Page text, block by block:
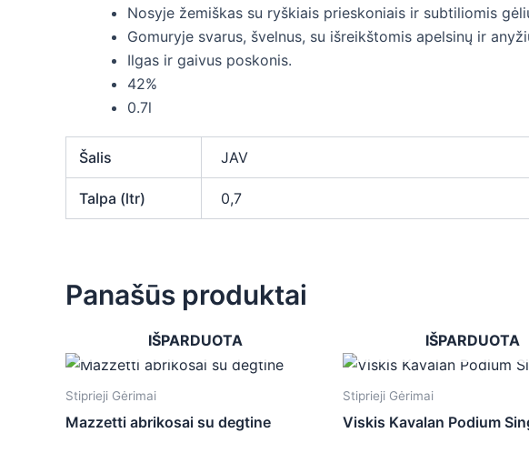
Nosyje žemiškas su ryškiais prieskoniais ir subtiliomis
Gomuryje svarus, švelnus, su išreikštomis apelsinų ir
Ilgas ir gaivus poskonis.
42%
0.7l
Šalis JAV
Talpa (ltr) 0,7
Panašūs produktai
IŠPARDUOTA
Stiprieji Gėrimai
Mazzetti abrikosai su degtine
IŠPARDUOTA
Stiprieji Gėrimai
Viskis Kavalan Podium